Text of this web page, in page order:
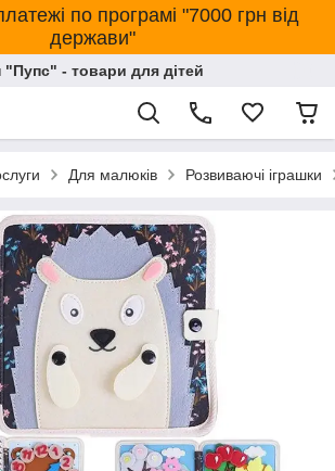
по програмі "7000 грн від
держави"
"Пупс" - товари для дітей
Для малюків Розвиваючі іграшки